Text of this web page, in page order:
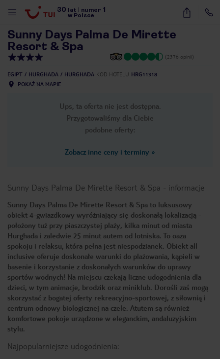
30 lat numer 1
w Polsce
19
Sunny Days Palma De Mirette
Resort & Spa
(2376 opinii)
EGIPT HURGHADA HURGHADA KOD HOTELU HRG11318
POKAŻ NA MAPIE
Ups, ta oferta nie jest dostępna.
Przygotowaliśmy dla Ciebie
podobne oferty:
Zobacz inne ceny i terminy »
Sunny Days Palma De Mirette Resort & Spa - informacje
Sunny Days Palma De Mirette Resort & Spa to luksusowy
obiekt 4-gwiazdkowy wyróżniający się doskonałą lokalizacją -
położony tuż przy piaszczystej plaży, kilka minut od miasta
Hurghada i zaledwie 25 minut autem od lotniska. To oaza
spokoju i relaksu, która pełna jest niespodzianek. Obiekt all
inclusive oferuje doskonałe warunki do plażowania, kąpieli w
basenie i korzystanie z doskonałych warunków do uprawy
sportów wodnych! Na miejscu czekają liczne udogodnienia dla
dzieci, w tym animacje, brodzik oraz miniklub. Dorośli zaś mogą
skorzystać z bogatej oferty rekreacyjno-sportowej, z siłownią i
centrum odnowy biologicznej na czele. Atutem są również
komfortowe pokoje urządzone w eleganckim, andaluzyjskim
stylu.
Najpopularniejsze udogodnienia: